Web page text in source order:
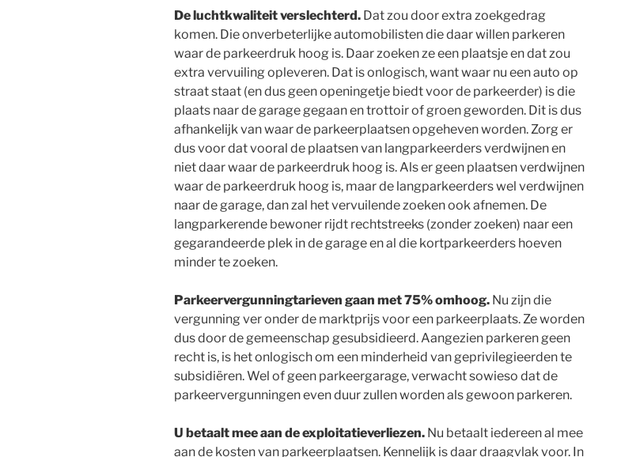
De luchtkwaliteit verslechterd. Dat zou door extra zoekgedrag
komen. Die onverbeterlijke automobilisten die daar willen parkeren
waar de parkeerdruk hoog is. Daar zoeken ze een plaatsje en dat zou
extra vervuiling opleveren. Dat is onlogisch, want waar nu een auto op
straat staat (en dus geen openingetje biedt voor de parkeerder) is die
plaats naar de garage gegaan en trottoir of groen geworden. Dit is dus
afhankelijk van waar de parkeerplaatsen opgeheven worden. Zorg er
dus voor dat vooral de plaatsen van langparkeerders verdwijnen en
niet daar waar de parkeerdruk hoog is. Als er geen plaatsen verdwijnen
waar de parkeerdruk hoog is, maar de langparkeerders wel verdwijnen
naar de garage, dan zal het vervuilende zoeken ook afnemen. De
langparkerende bewoner rijdt rechtstreeks (zonder zoeken) naar een
gegarandeerde plek in de garage en al die kortparkeerders hoeven
minder te zoeken.
Parkeervergunningtarieven gaan met 75% omhoog. Nu zijn die
vergunning ver onder de marktprijs voor een parkeerplaats. Ze worden
dus door de gemeenschap gesubsidieerd. Aangezien parkeren geen
recht is, is het onlogisch om een minderheid van geprivilegieerden te
subsidiëren. Wel of geen parkeergarage, verwacht sowieso dat de
parkeervergunningen even duur zullen worden als gewoon parkeren.
U betaalt mee aan de exploitatieverliezen. Nu betaalt iedereen al mee
aan de kosten van parkeerplaatsen. Kennelijk is daar draagvlak voor. In